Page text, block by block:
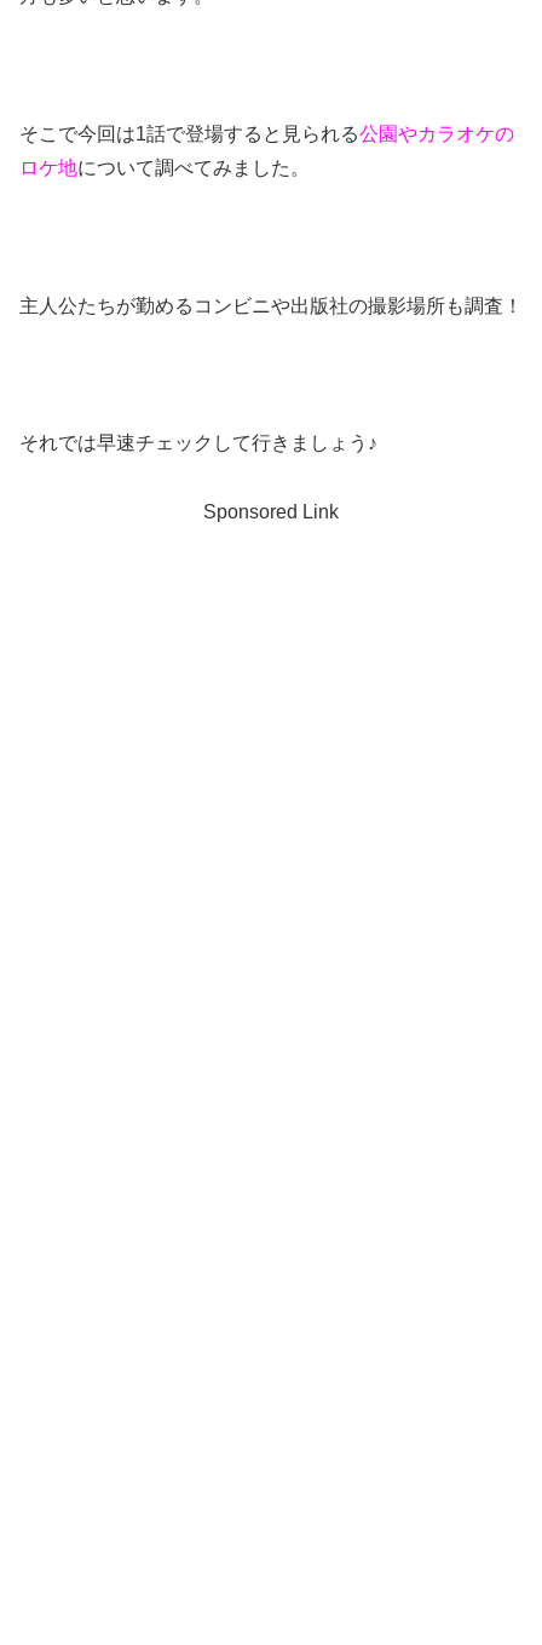
そこで今回は1話で登場すると見られる公園やカラオケの
ロケ地について調べてみました。
主人公たちが勤めるコンビニや出版社の撮影場所も調査！
それでは早速チェックして行きましょう♪
Sponsored Link